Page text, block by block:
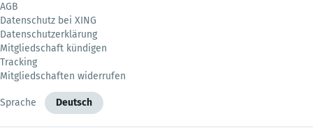
AGB
Datenschutz bei XING
Datenschutzerklärung
Mitgliedschaft kündigen
Tracking
Mitgliedschaften widerrufen
Sprache Deutsch